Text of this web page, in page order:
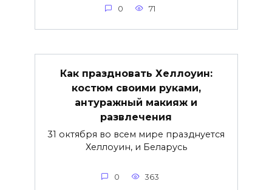
0 71
Как праздновать Хеллоуин:
костюм своими руками,
антуражный макияж и
развлечения
31 октября во всем мире празднуется
Хеллоуин, и Беларусь
0 363